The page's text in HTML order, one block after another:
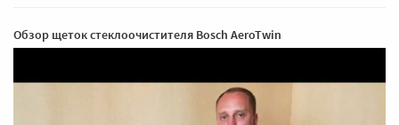
Обзор щеток стеклоочистителя Bosch AeroTwin